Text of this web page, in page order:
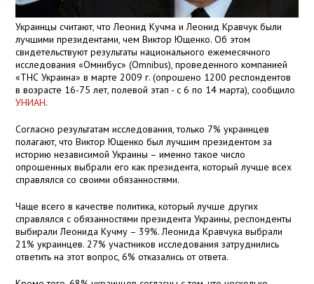
Украинцы считают, что Леонид Кучма и Леонид Кравчук были
лучшими президентами, чем Виктор Ющенко. Об этом
свидетельствуют результаты национального ежемесячного
исследования «Омнибус» (Omnibus), проведенного компанией
«ТНС Украина» в марте2009 г. (опрошено 1200 респондентов
в возрасте 16-75 лет, полевой этап - с 6 по 14 марта), сообщило
УНИАН.
Согласно результатам исследования, только 7% украинцев
полагают, что Виктор Ющенко был лучшимпрезидентом за
историю независимой Украины – именно такое число
опрошенных выбрали его какпрезидента, который лучше всех
справлялся со своими обязанностями.
Чаще всего в качестве политика, который лучше других
справлялся с обязанностямипрезидента Украины, респонденты
выбирали ЛеонидаКучму – 39%. ЛеонидаКравчука выбрали
21% украинцев. 27% участников исследования затруднились
ответить на этот вопрос, 6% отказались от ответа.